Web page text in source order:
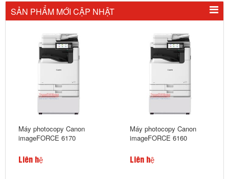
SẢN PHẨM MỚI CẬP NHẬT
Máy photocopy Canon
imageFORCE 6170
Liên hệ
Máy photocopy Canon
imageFORCE 6160
Liên hệ